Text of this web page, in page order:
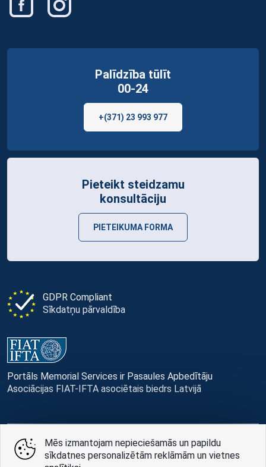
GDPR Compliant
Sīkdatņu pārvaldība
Portāls Memorial Services ir Pasaules Apbedītāju
Asociācijas FIAT-IFTA asociētais biedrs Latvijā
Palīdzība tūlīt
00-24
+(371) 23 993 977
Pieteikt steidzamu
konsultāciju
PIETEIKUMA FORMA
© Memorial Services, 2016 — 2026 pr3-g
Mēs izmantojam nepieciešamās un papildu
sīkdatnes personalizētām reklāmām un vietnes